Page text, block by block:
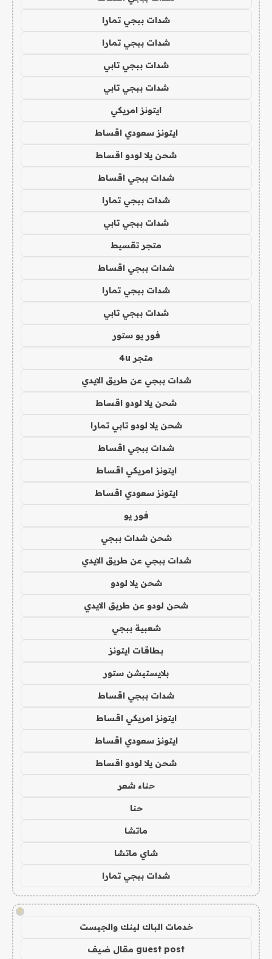
شدات ببجي تمارا
شدات ببجي تمارا
شدات ببجي تابي
شدات ببجي تابي
ايتونز امريكي
ايتونز سعودي اقساط
شحن يلا لودو اقساط
شدات ببجي اقساط
شدات ببجي تمارا
شدات ببجي تابي
متجر تقسيط
شدات ببجي اقساط
شدات ببجي تمارا
شدات ببجي تابي
فور يو ستور
متجر 4u
شدات ببجي عن طريق الايدي
شحن يلا لودو اقساط
شحن يلا لودو تابي تمارا
شدات ببجي اقساط
ايتونز امريكي اقساط
ايتونز سعودي اقساط
فور يو
شحن شدات ببجي
شدات ببجي عن طريق الايدي
شحن يلا لودو
شحن لودو عن طريق الايدي
شعبية ببجي
بطاقات ايتونز
بلايستيشن ستور
شدات ببجي اقساط
ايتونز امريكي اقساط
ايتونز سعودي اقساط
شحن يلا لودو اقساط
حناء شعر
حنا
ماتشا
شاي ماتشا
شدات ببجي تمارا
!
خدمات الباك لينك والجيست
guest post مقال ضيف